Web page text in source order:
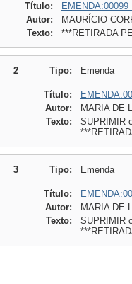
Título:
Autor:
MAURÍCIO
Texto:
***RETIRADA
2 Tipo: Emenda
Título:
Autor:
MARIA DE
Texto:
SUPRIMIR
3 Tipo: Emenda
Título:
Autor:
MARIA DE
Texto:
SUPRIMIR